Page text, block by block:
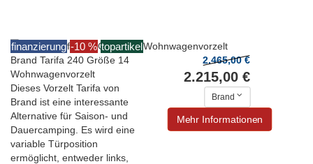
finanzierung -10 % topartikel
Brand Tarifa 240 Größe 14
Wohnwagenvorzelt
Dieses Vorzelt Tarifa von
Brand ist eine interessante
Alternative für Saison- und
Dauercamping. Es wird eine
variable Türposition
ermöglicht, entweder links,
2.465,00 €
2.215,00 €
Brand
Mehr Informationen